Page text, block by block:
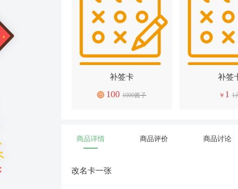
补签卡
100 1000酱子
补签
￥ 1 1
商品详情 商品评价 商品讨论
改名卡一张